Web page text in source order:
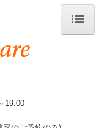
19:00